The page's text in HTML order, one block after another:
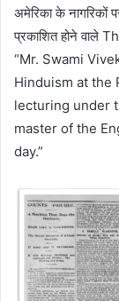
अमेरिका के नागरिकों
प्रकाशित होने वाले
“Mr. Swami
Hinduism at the
lecturing under
master of the
day.”